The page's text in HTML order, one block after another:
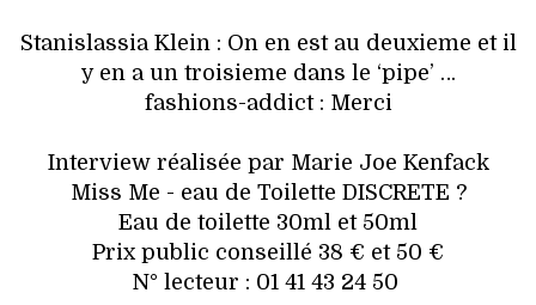
Stanislassia Klein : On en est au deuxieme et il
y en a un troisieme dans le ‘pipe’ …
fashions-addict : Merci
Interview réalisée par Marie Joe Kenfack
Miss Me - eau de Toilette DISCRETE ?
Eau de toilette 30ml et 50ml
Prix public conseillé 38 € et 50 €
N° lecteur : 01 41 43 24 50